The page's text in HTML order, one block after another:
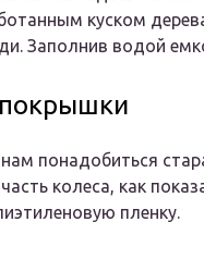
куском
Заполнив водой
понадобиться
колеса, как
пленку.